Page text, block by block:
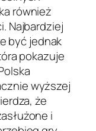
również
Najbardziej
być jednak
pokazuje
wyższej
że
i